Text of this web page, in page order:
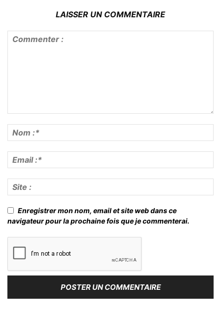
LAISSER UN COMMENTAIRE
Enregistrer mon nom, email et site web dans ce
navigateur pour la prochaine fois que je commenterai.